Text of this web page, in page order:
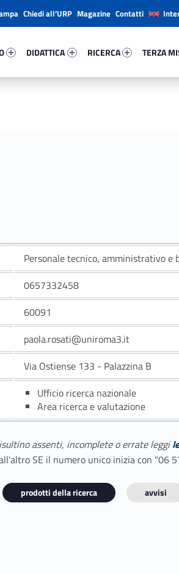
DIDATTICA
RICERCA
TERZA
Chiedi all’URP Magazine Contatti
Personale tecnico, amministrativo e
0657332458
60091
paola.rosati@uniroma3.it
Via Ostiense 133 - Palazzina B
Ufficio ricerca nazionale
Area ricerca e valutazione
assenti, incomplete o errate leggi
SE il numero unico inizia con "06
prodotti della ricerca avvisi